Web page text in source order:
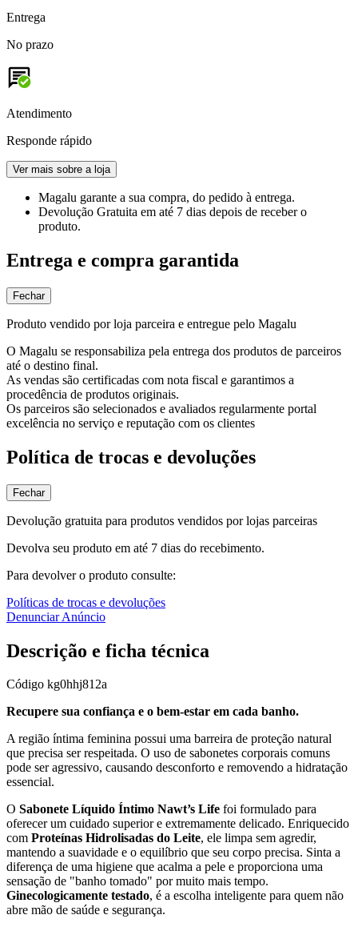
Entrega
No prazo
Atendimento
Responde rápido
Ver mais sobre a loja
Magalu garante a sua compra, do pedido à entrega.
Devolução Gratuita em até 7 dias depois de receber o
produto.
Entrega e compra garantida
Fechar
Produto vendido por loja parceira e entregue pelo Magalu
O Magalu se responsabiliza pela entrega dos produtos de parceiros
até o destino final.
As vendas são certificadas com nota fiscal e garantimos a
procedência de produtos originais.
Os parceiros são selecionados e avaliados regularmente portal
excelência no serviço e reputação com os clientes
Política de trocas e devoluções
Fechar
Devolução gratuita para produtos vendidos por lojas parceiras
Devolva seu produto em até 7 dias do recebimento.
Para devolver o produto consulte:
Políticas de trocas e devoluções
Denunciar Anúncio
Descrição e ficha técnica
Código kg0hhj812a
Recupere sua confiança e o bem-estar em cada banho.
A região íntima feminina possui uma barreira de proteção natural
que precisa ser respeitada. O uso de sabonetes corporais comuns
pode ser agressivo, causando desconforto e removendo a hidratação
essencial.
O Sabonete Líquido Íntimo Nawt’s Life foi formulado para
oferecer um cuidado superior e extremamente delicado. Enriquecido
com Proteínas Hidrolisadas do Leite, ele limpa sem agredir,
mantendo a suavidade e o equilíbrio que seu corpo precisa. Sinta a
diferença de uma higiene que acalma a pele e proporciona uma
sensação de "banho tomado" por muito mais tempo.
Ginecologicamente testado, é a escolha inteligente para quem não
abre mão de saúde e segurança.